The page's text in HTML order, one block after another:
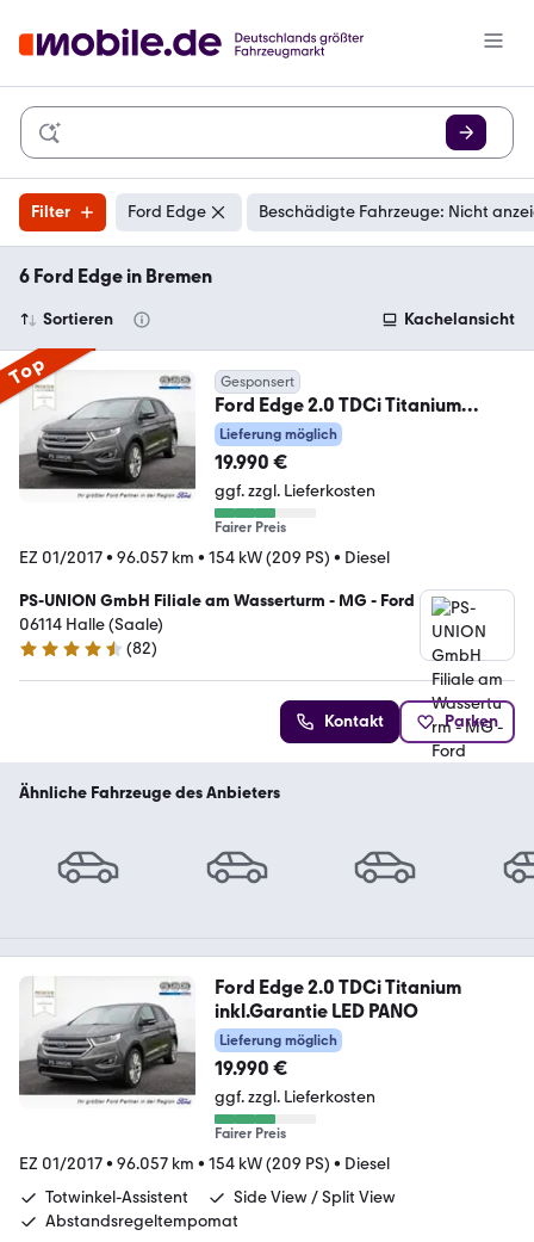
Filter Ford Edge Beschädigte Fahrzeuge: Nicht
6 Ford Edge in Bremen
Sortieren Kachelansicht
Top Gesponsert
Ford Edge 2.0 TDCi Titanium
inkl.Garantie LED PANO
Lieferung möglich
19.990 €
ggf. zzgl. Lieferkosten
Fairer Preis
EZ 01/2017• 96.057 km • 154 kW (209 PS) • Diesel
PS-UNION GmbH Filiale am Wasserturm - MG - Ford
06114 Halle (Saale)
4.7 Sterne
(82)
Kontakt Parken
Ähnliche Fahrzeuge des Anbieters
Ford Edge 2.0 TDCi Titanium
inkl.Garantie LED PANO
Lieferung möglich
19.990 €
ggf. zzgl. Lieferkosten
Fairer Preis
EZ 01/2017• 96.057 km • 154 kW (209 PS) • Diesel
Totwinkel-Assistent
Side View / Split View
Abstandsregeltempomat